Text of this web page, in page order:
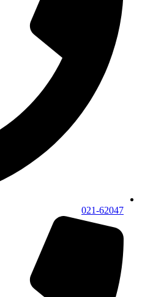
021-62047